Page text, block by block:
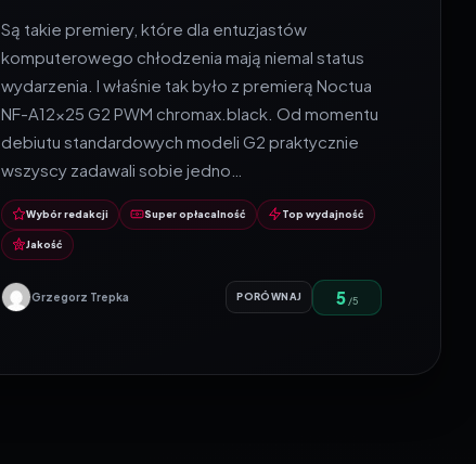
Są takie premiery, które dla entuzjastów
komputerowego chłodzenia mają niemal status
wydarzenia. I właśnie tak było z premierą Noctua
NF-A12x25 G2 PWM chromax.black. Od momentu
debiutu standardowych modeli G2 praktycznie
wszyscy zadawali sobie jedno…
Wybór redakcji Super opłacalność Top wydajność
Jakość
Grzegorz Trepka PORÓWNAJ 5 /5